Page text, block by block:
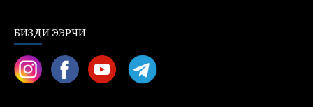
БИЗДИ ЭЭРЧИ